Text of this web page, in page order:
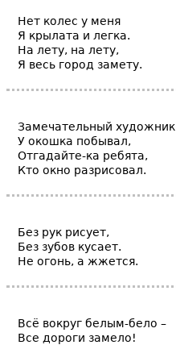
Нет колес у меня
Я крылата и легка.
На лету, на лету,
Я весь город замету.
Замечательный художник
У окошка побывал,
Отгадайте-ка ребята,
Кто окно разрисовал.
Без рук рисует,
Без зубов кусает.
Не огонь, а жжется.
Всё вокруг белым-бело –
Все дороги замело!